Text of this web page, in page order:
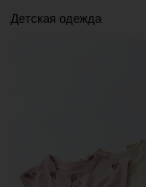
Детская одежда